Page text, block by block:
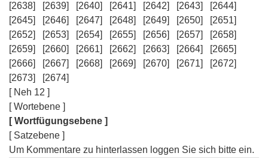
[2638]
[2639] [2640] [2641] [2642] [2643]
[2644]
[2645]
[2646] [2647] [2648] [2649] [2650]
[2651]
[2652]
[2653] [2654] [2655] [2656] [2657]
[2658]
[2659]
[2660] [2661] [2662] [2663] [2664]
[2665]
[2666]
[2667] [2668] [2669] [2670] [2671]
[2672]
[2673]
[2674]
[ Neh 12 ]
[ Wortebene ]
[ Wortfügungsebene ]
[ Satzebene ]
Um Kommentare zu hinterlassen loggen Sie sich bitte ein.